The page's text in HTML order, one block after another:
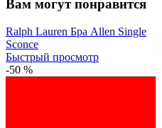
Вам могут понравится
Ralph Lauren Бра Allen Single
Sconce
Быстрый просмотр
-50 %